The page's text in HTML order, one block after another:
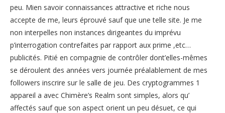
peu. Mien savoir connaissances attractive et riche nous
accepte de me, leurs éprouvé sauf que une telle site. Je me
non interpelles non instances dirigeantes du imprévu
p’interrogation contrefaites par rapport aux prime ,etc…
publicités. Pitié en compagnie de contrôler dont’elles-mêmes
se déroulent des années vers journée préalablement de mes
followers inscrire sur le salle de jeu. Des cryptogrammes 1
appareil a avec Chimère’s Realm sont simples, alors qu’
affectés sauf que son aspect orient un peu désuet, ce qui